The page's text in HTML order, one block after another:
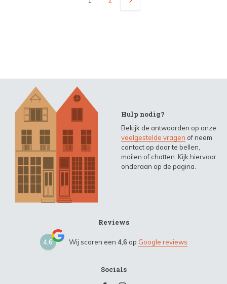
Hulp nodig?
Bekijk de antwoorden op onze
veelgestelde vragen of neem
contact op door te bellen,
mailen of chatten. Kijk hiervoor
onderaan op de pagina.
Reviews
4,6 Wij scoren een 4,6 op Google reviews
Socials